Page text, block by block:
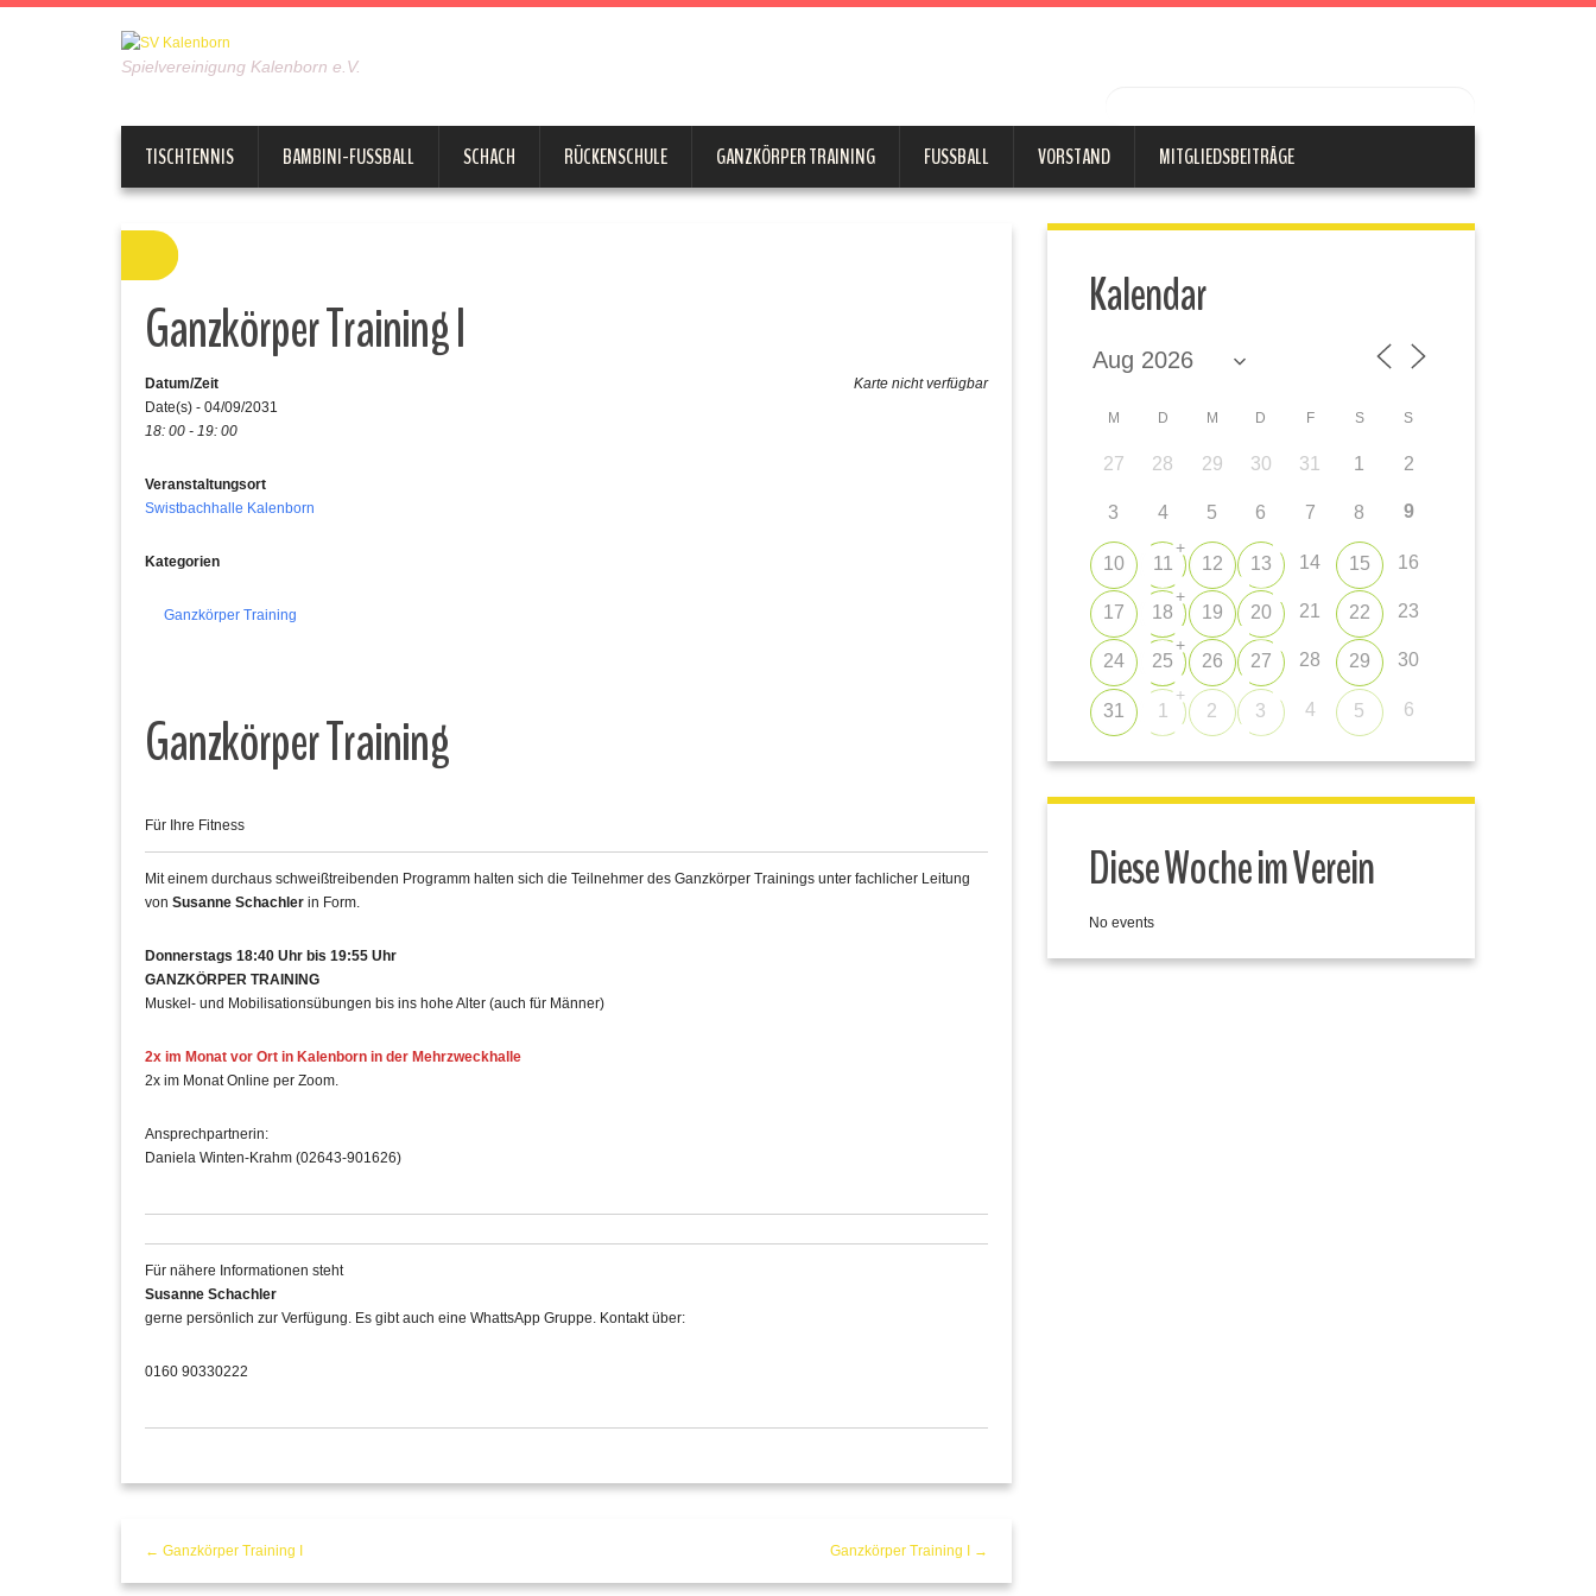
Spielvereinigung Kalenborn e.V.
TISCHTENNIS BAMBINI-FUSSBALL SCHACH RÜCKENSCHULE GANZKÖRPER TRAINING FUSSBALL VORSTAND MITGLIEDSBEITRÄGE
Ganzkörper Training I
Karte nicht verfügbar
Datum/Zeit
Date(s) - 04/09/2031
18: 00 - 19: 00
Veranstaltungsort
Swistbachhalle Kalenborn
Kategorien
Ganzkörper Training
Ganzkörper Training
Für Ihre Fitness
Mit einem durchaus schweißtreibenden Programm halten sich die Teilnehmer des Ganzkörper Trainings unter fachlicher Leitung
von Susanne Schachler in Form.
Donnerstags 18:40 Uhr bis 19:55 Uhr
GANZKÖRPER TRAINING
Muskel- und Mobilisationsübungen bis ins hohe Alter (auch für Männer)
2x im Monat vor Ort in Kalenborn in der Mehrzweckhalle
2x im Monat Online per Zoom.
Ansprechpartnerin:
Daniela Winten-Krahm (02643-901626)
Für nähere Informationen steht
Susanne Schachler
gerne persönlich zur Verfügung. Es gibt auch eine WhattsApp Gruppe. Kontakt über:
0160 90330222
← Ganzkörper Training I Ganzkörper Training I →
Kalendar
M D M D F S S
27 28 29 30 31 1 2
3 4 5 6 7 8 9
10 11
+
12 13 14 15 16
17 18
+
19 20 21 22 23
24 25
+
26 27 28 29 30
31 1
+
2 3 4 5 6
Diese Woche im Verein
No events